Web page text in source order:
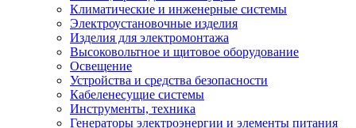
Климатические и инженерные системы
Электроустановочные изделия
Изделия для электромонтажа
Высоковольтное и щитовое оборудование
Освещение
Устройства и средства безопасности
Кабеленесущие системы
Инструменты, техника
Генераторы электроэнергии и элементы питания